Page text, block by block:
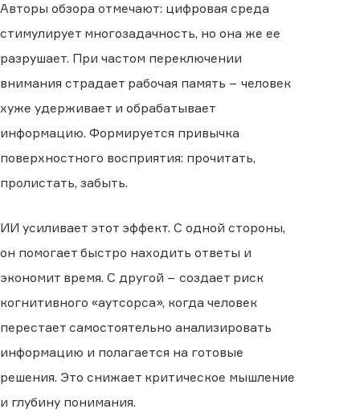
Авторы обзора отмечают: цифровая среда
стимулирует многозадачность, но она же ее
разрушает. При частом переключении
внимания страдает рабочая память − человек
хуже удерживает и обрабатывает
информацию. Формируется привычка
поверхностного восприятия: прочитать,
пролистать, забыть.
ИИ усиливает этот эффект. С одной стороны,
он помогает быстро находить ответы и
экономит время. С другой − создает риск
когнитивного «аутсорса», когда человек
перестает самостоятельно анализировать
информацию и полагается на готовые
решения. Это снижает критическое мышление
и глубину понимания.